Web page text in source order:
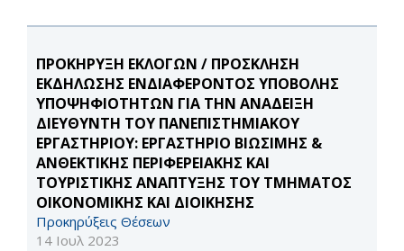
ΠΡΟΚΗΡΥΞΗ ΕΚΛΟΓΩΝ / ΠΡΟΣΚΛΗΣΗ
ΕΚΔΗΛΩΣΗΣ ΕΝΔΙΑΦΕΡΟΝΤΟΣ ΥΠΟΒΟΛΗΣ
ΥΠΟΨΗΦΙΟΤΗΤΩΝ ΓΙΑ ΤΗΝ ΑΝΑΔΕΙΞΗ
ΔΙΕΥΘΥΝΤΗ ΤΟΥ ΠΑΝΕΠΙΣΤΗΜΙΑΚΟΥ
ΕΡΓΑΣΤΗΡΙΟΥ: ΕΡΓΑΣΤΗΡΙΟ ΒΙΩΣΙΜΗΣ &
ΑΝΘΕΚΤΙΚΗΣ ΠΕΡΙΦΕΡΕΙΑΚΗΣ ΚΑΙ
ΤΟΥΡΙΣΤΙΚΗΣ ΑΝΑΠΤΥΞΗΣ ΤΟΥ ΤΜΗΜΑΤΟΣ
ΟΙΚΟΝΟΜΙΚΗΣ ΚΑΙ ΔΙΟΙΚΗΣΗΣ
Προκηρύξεις Θέσεων
14 Ιουλ 2023